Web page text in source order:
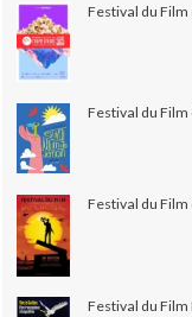
Festival du
Festival du
Festival du
Festival du